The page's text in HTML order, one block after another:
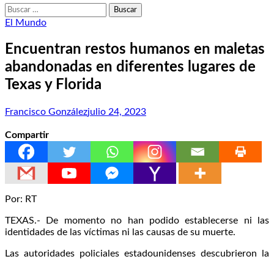
Buscar:
El Mundo
Encuentran restos humanos en maletas
abandonadas en diferentes lugares de
Texas y Florida
Francisco Gonzálezjulio 24, 2023
Compartir
Por: RT
TEXAS.- De momento no han podido establecerse ni las
identidades de las víctimas ni las causas de su muerte.
Las autoridades policiales estadounidenses descubrieron la